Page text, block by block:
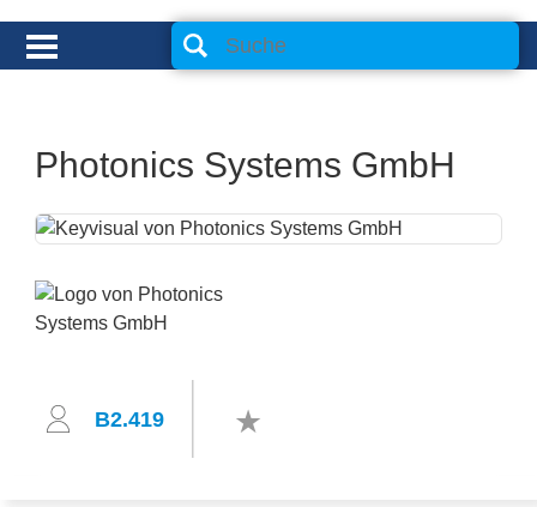
Photonics Systems GmbH
B2.419